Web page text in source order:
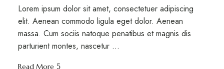
Lorem ipsum dolor sit amet, consectetuer adipiscing
elit. Aenean commodo ligula eget dolor. Aenean
massa. Cum sociis natoque penatibus et magnis dis
parturient montes, nascetur …
Read More